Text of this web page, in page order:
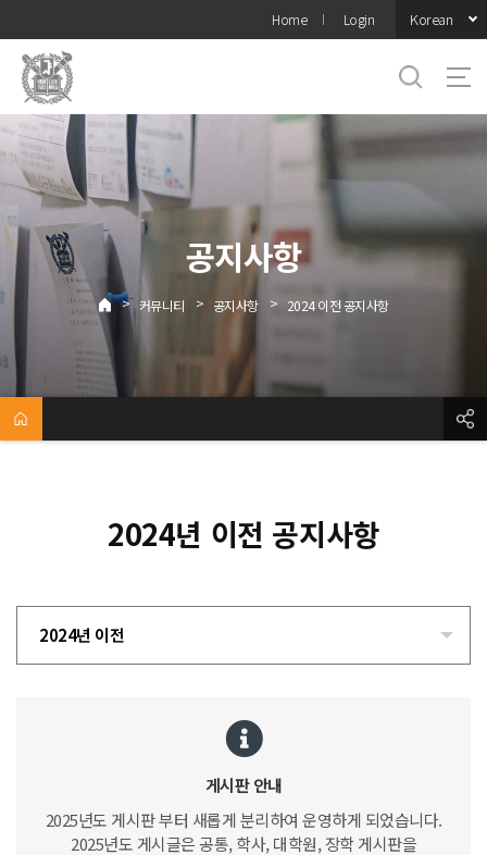
메뉴
Home Login Korean
공지사항
> 커뮤니티 > 공지사항 > 2024 이전 공지사항
2024년 이전 공지사항
2024년 이전
게시판 안내
2025년도 게시판 부터 새롭게 분리하여 운영하게 되었습니다.
2025년도 게시글은 공통, 학사, 대학원, 장학 게시판을